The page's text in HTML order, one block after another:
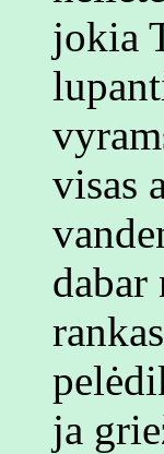
jokia
visas
dabar
ja